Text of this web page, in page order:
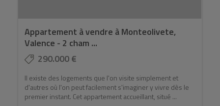
Appartement à vendre à Monteolivete,
Valence - 2 cham ...
290.000 €
Il existe des logements que l'on visite simplement et
d'autres où l'on peut facilement s'imaginer y vivre dès le
premier instant. Cet appartement accueillant, situé ...